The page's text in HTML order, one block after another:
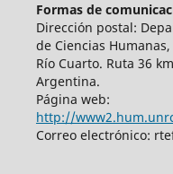
Formas de
Dirección postal:
de Ciencias
Río Cuarto. Ruta 36
Argentina.
Página web:
http://
Correo electrónico: